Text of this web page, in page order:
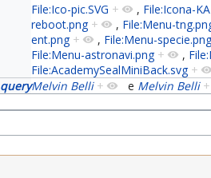
File:Ico-pic.SVG + , File:Icona-
reboot.png + , File:Menu-
ent.png + , File:Menu-
File:Menu-astronavi.png + ,
File:AcademySealMiniBack.svg +
Melvin Belli + e Melvin Belli +